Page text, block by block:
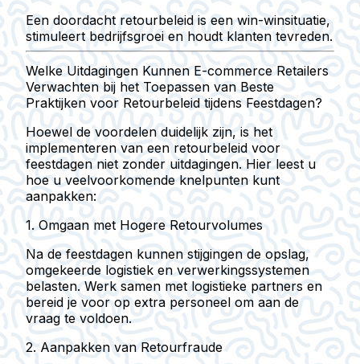
Een doordacht retourbeleid is een win-winsituatie,
stimuleert bedrijfsgroei en houdt klanten tevreden.
Welke Uitdagingen Kunnen E-commerce Retailers
Verwachten bij het Toepassen van Beste
Praktijken voor Retourbeleid tijdens Feestdagen?
Hoewel de voordelen duidelijk zijn, is het
implementeren van een retourbeleid voor
feestdagen niet zonder uitdagingen. Hier leest u
hoe u veelvoorkomende knelpunten kunt
aanpakken:
1. Omgaan met Hogere Retourvolumes
Na de feestdagen kunnen stijgingen de opslag,
omgekeerde logistiek en verwerkingssystemen
belasten. Werk samen met logistieke partners en
bereid je voor op extra personeel om aan de
vraag te voldoen.
2. Aanpakken van Retourfraude